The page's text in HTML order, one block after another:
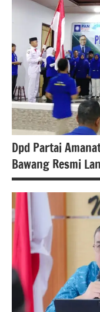
nasional
#Kementerian
Atrbpnri
Dpd Partai
Bawang Resmi
#berita
nasional
#beritalampung,